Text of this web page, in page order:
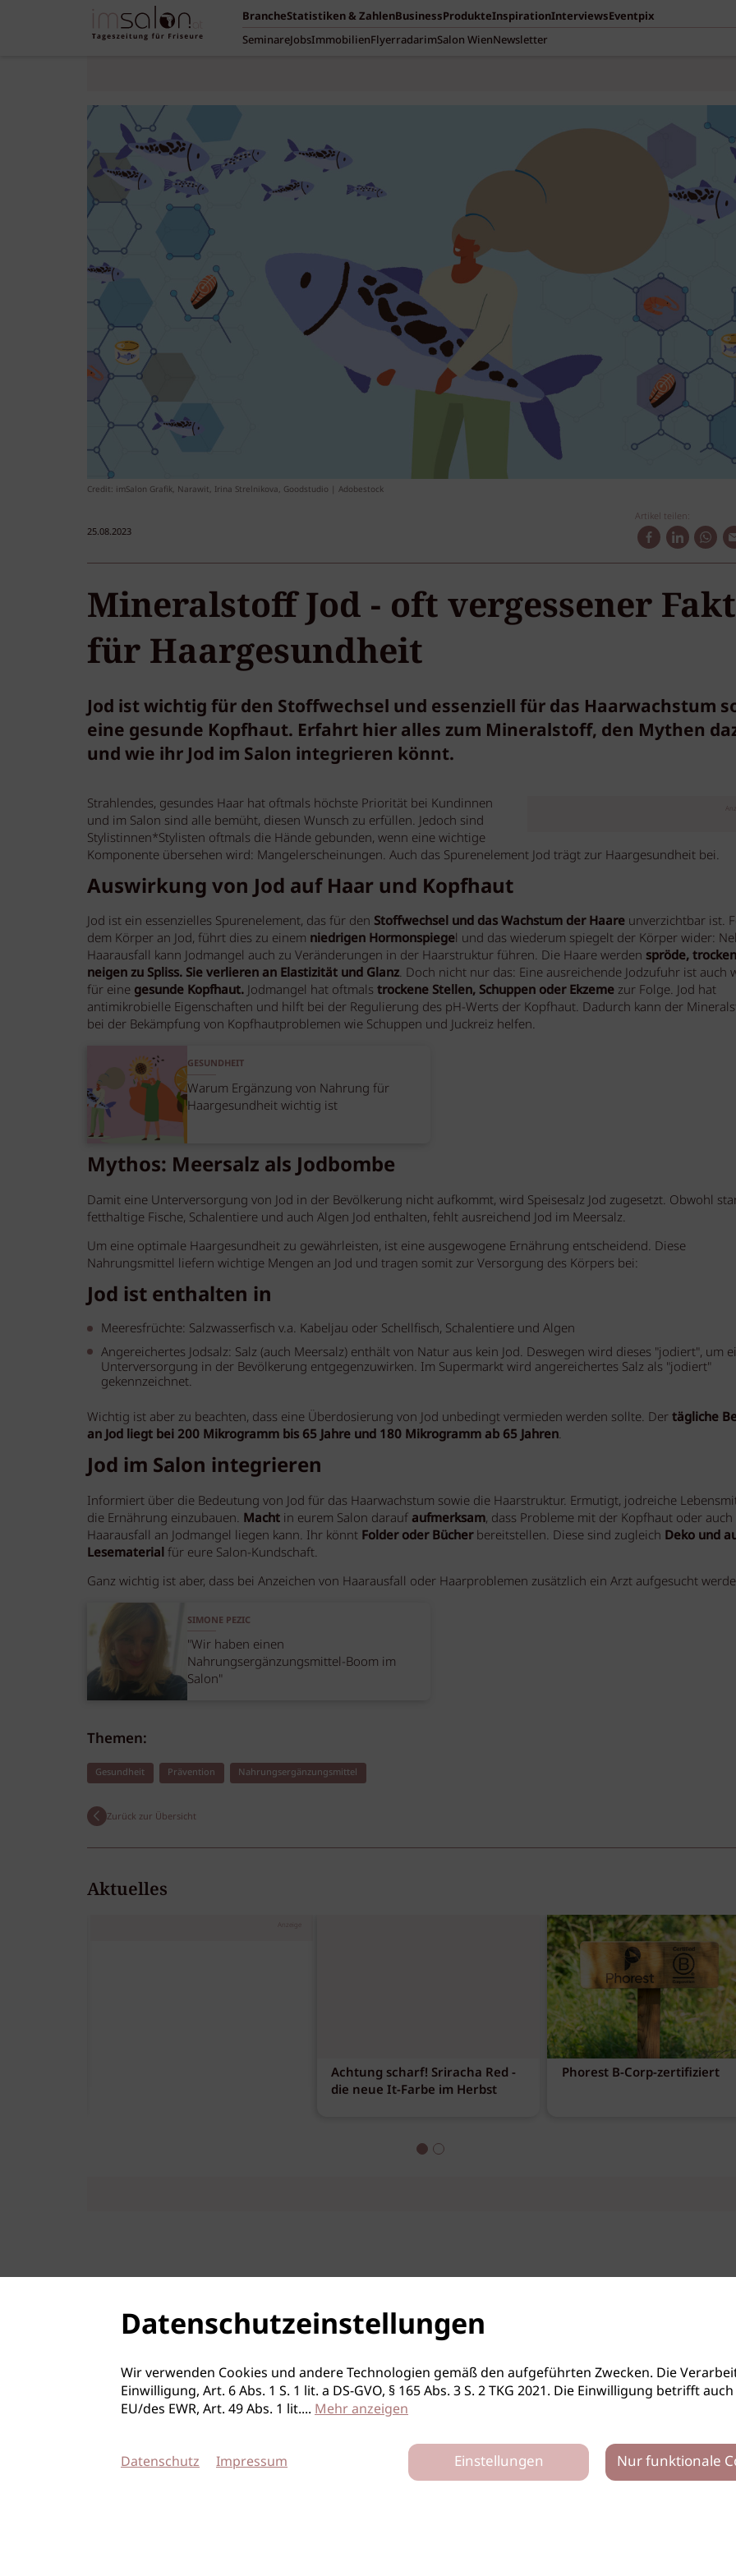
BrancheStatistiken & ZahlenBusinessProdukteInspirationInterviewsEventpix
SeminareJobsImmobilienFlyerradarimSalon WienNewsletter
Credit: imSalon Grafik, Narawit, Irina Strelnikova, Goodstudio | Adobestock
25.08.2023
Artikel teilen:
Mineralstoff Jod - oft vergessener
für Haargesundheit
Jod ist wichtig für den Stoffwechsel und essenziell für das Haarwachstum
eine gesunde Kopfhaut. Erfahrt hier alles zum Mineralstoff, den Mythen
und wie ihr Jod im Salon integrieren könnt.
Strahlendes, gesundes Haar hat oftmals höchste Priorität bei Kundinnen
und im Salon sind alle bemüht, diesen Wunsch zu erfüllen. Jedoch sind
Stylistinnen*Stylisten oftmals die Hände gebunden, wenn eine wichtige
Komponente übersehen wird: Mangelerscheinungen. Auch das Spurenelement Jod trägt zur Haargesundheit bei.
Auswirkung von Jod auf Haar und Kopfhaut
Jod ist ein essenzielles Spurenelement, das für den Stoffwechsel und das Wachstum der Haareunverzichtbar ist.
dem Körper an Jod, führt dies zu einem niedrigen Hormonspiegel und das wiederum spiegelt der Körper wider:
Haarausfall kann Jodmangel auch zu Veränderungen in der Haarstruktur führen. Die Haare werden spröde,
neigen zu Spliss. Sie verlieren an Elastizität und Glanz. Doch nicht nur das: Eine ausreichende Jodzufuhr ist auch
für eine gesunde Kopfhaut.Jodmangel hat oftmals trockene Stellen, Schuppen oder Ekzemezur Folge. Jod hat
antimikrobielle Eigenschaften und hilft bei der Regulierung des pH-Werts der Kopfhaut. Dadurch kann der
bei der Bekämpfung von Kopfhautproblemen wie Schuppen und Juckreiz helfen.
GESUNDHEIT
Warum Ergänzung von Nahrung für
Haargesundheit wichtig ist
Mythos: Meersalz als Jodbombe
Damit eine Unterversorgung von Jod in der Bevölkerung nicht aufkommt, wird Speisesalz Jod zugesetzt. Obwohl
fetthaltige Fische, Schalentiere und auch Algen Jod enthalten, fehlt ausreichend Jod im Meersalz.
Um eine optimale Haargesundheit zu gewährleisten, ist eine ausgewogene Ernährung entscheidend. Diese
Nahrungsmittel liefern wichtige Mengen an Jod und tragen somit zur Versorgung des Körpers bei:
Jod ist enthalten in
Meeresfrüchte: Salzwasserfisch v.a. Kabeljau oder Schellfisch, Schalentiere und Algen
Angereichertes Jodsalz: Salz (auch Meersalz) enthält von Natur aus kein Jod. Deswegen wird dieses "jodiert", um
Unterversorgung in der Bevölkerung entgegenzuwirken. Im Supermarkt wird angereichertes Salz als "jodiert"
gekennzeichnet.
Wichtig ist aber zu beachten, dass eine Überdosierung von Jod unbedingt vermieden werden sollte. Dertägliche
an Jod liegt bei 200 Mikrogramm bis 65 Jahre und 180 Mikrogramm ab 65 Jahren.
Jod im Salon integrieren
Informiert über die Bedeutung von Jod für das Haarwachstum sowie die Haarstruktur. Ermutigt, jodreiche
die Ernährung einzubauen. Machtin eurem Salon darauf aufmerksam, dass Probleme mit der Kopfhaut oder auch
Haarausfall an Jodmangel liegen kann. Ihr könnt Folder oder Bücherbereitstellen. Diese sind zugleich Deko und
Lesematerialfür eure Salon-Kundschaft.
Ganz wichtig ist aber, dass bei Anzeichen von Haarausfall oder Haarproblemen zusätzlich ein Arzt aufgesucht
SIMONE PEZIC
"Wir haben einen
Nahrungsergänzungsmittel-Boom im
Salon"
Themen:
Gesundheit Prävention Nahrungsergänzungsmittel
Zurück zur Übersicht
Aktuelles
Anzeige
Achtung scharf! Sriracha Red -
die neue It-Farbe im Herbst
Phorest B-Corp-zertifiziert
Datenschutzeinstellungen
Wir verwenden Cookies und andere Technologien gemäß den aufgeführten Zwecken. Die
Einwilligung, Art. 6 Abs. 1 S. 1 lit. a DS-GVO, § 165 Abs. 3 S. 2 TKG 2021. Die Einwilligung betrifft
EU/des EWR, Art. 49 Abs. 1 lit.... Mehr anzeigen
Datenschutz Impressum Einstellungen Nur funktionale